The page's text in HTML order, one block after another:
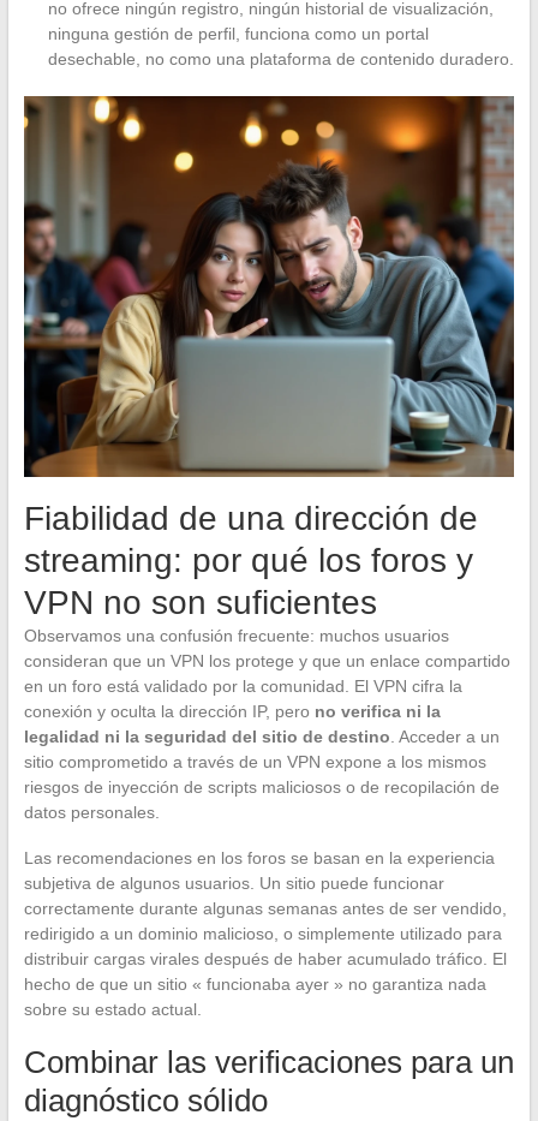
no ofrece ningún registro, ningún historial de visualización,
ninguna gestión de perfil, funciona como un portal
desechable, no como una plataforma de contenido duradero.
Fiabilidad de una dirección de
streaming: por qué los foros y
VPN no son suficientes
Observamos una confusión frecuente: muchos usuarios
consideran que un VPN los protege y que un enlace compartido
en un foro está validado por la comunidad. El VPN cifra la
conexión y oculta la dirección IP, pero no verifica ni la
legalidad ni la seguridad del sitio de destino. Acceder a un
sitio comprometido a través de un VPN expone a los mismos
riesgos de inyección de scripts maliciosos o de recopilación de
datos personales.
Las recomendaciones en los foros se basan en la experiencia
subjetiva de algunos usuarios. Un sitio puede funcionar
correctamente durante algunas semanas antes de ser vendido,
redirigido a un dominio malicioso, o simplemente utilizado para
distribuir cargas virales después de haber acumulado tráfico. El
hecho de que un sitio « funcionaba ayer » no garantiza nada
sobre su estado actual.
Combinar las verificaciones para un
diagnóstico sólido